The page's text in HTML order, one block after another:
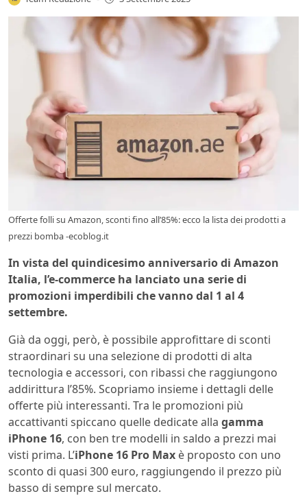
Offerte folli su Amazon, sconti fino all’85%: ecco la lista dei prodotti a
prezzi bomba -ecoblog.it
In vista del quindicesimo anniversario di Amazon
Italia, l’e-commerce ha lanciato una serie di
promozioni imperdibili che vanno dal 1 al 4
settembre.
Già da oggi, però, è possibile approfittare di sconti
straordinari su una selezione di prodotti di alta
tecnologia e accessori, con ribassi che raggiungono
addirittura l’85%. Scopriamo insieme i dettagli delle
offerte più interessanti. Tra le promozioni più
accattivanti spiccano quelle dedicate alla gamma
iPhone 16, con ben tre modelli in saldo a prezzi mai
visti prima. L’iPhone 16 Pro Max è proposto con uno
sconto di quasi 300 euro, raggiungendo il prezzo più
basso di sempre sul mercato.